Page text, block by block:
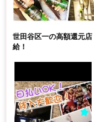
世田谷区一の高額還元
給！